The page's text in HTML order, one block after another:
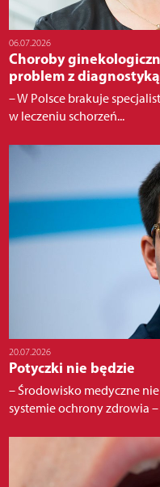
06.07.2026
Choroby
problem z
– W Polsce brakuje
w leczeniu schorzeń...
20.07.2026
Potyczki nie będzie
– Środowisko medyczne
systemie ochrony zdrowia –